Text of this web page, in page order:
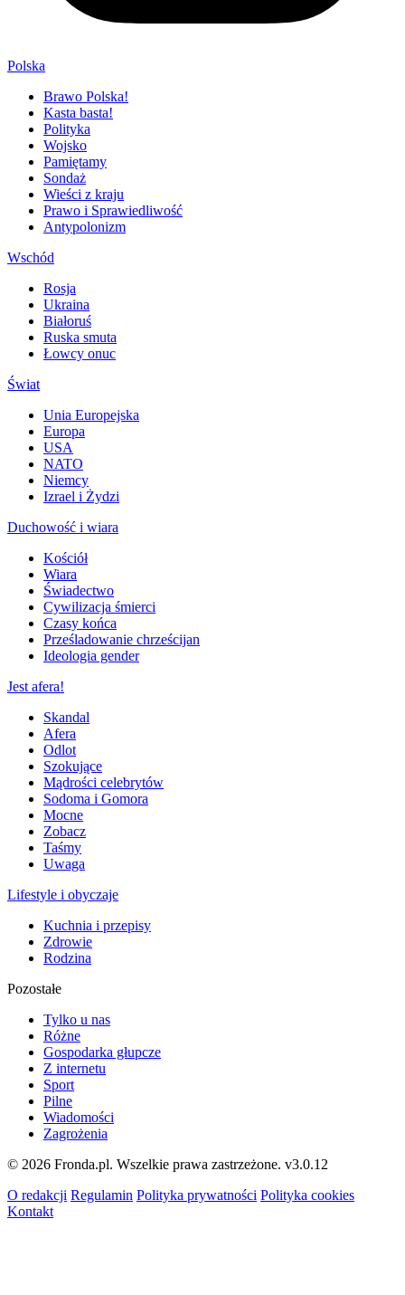
Polska
Brawo Polska!
Kasta basta!
Polityka
Wojsko
Pamiętamy
Sondaż
Wieści z kraju
Prawo i Sprawiedliwość
Antypolonizm
Wschód
Rosja
Ukraina
Białoruś
Ruska smuta
Łowcy onuc
Świat
Unia Europejska
Europa
USA
NATO
Niemcy
Izrael i Żydzi
Duchowość i wiara
Kościół
Wiara
Świadectwo
Cywilizacja śmierci
Czasy końca
Prześladowanie chrześcijan
Ideologia gender
Jest afera!
Skandal
Afera
Odlot
Szokujące
Mądrości celebrytów
Sodoma i Gomora
Mocne
Zobacz
Taśmy
Uwaga
Lifestyle i obyczaje
Kuchnia i przepisy
Zdrowie
Rodzina
Pozostałe
Tylko u nas
Różne
Gospodarka głupcze
Z internetu
Sport
Pilne
Wiadomości
Zagrożenia
© 2026 Fronda.pl. Wszelkie prawa zastrzeżone. v3.0.12
O redakcji Regulamin Polityka prywatności Polityka cookies
Kontakt